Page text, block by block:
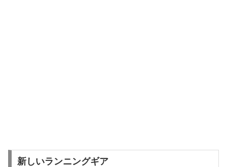
新しいランニングギア